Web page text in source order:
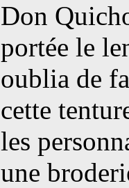
Don
portée le
oublia de
cette
les
une